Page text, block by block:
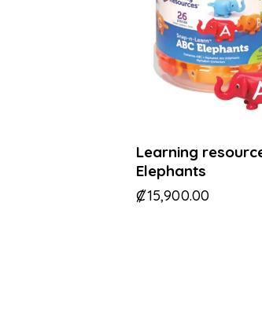
Learning
Elephants
₡15,900.00